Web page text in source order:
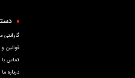
قوانین
تماس با
درباره ما